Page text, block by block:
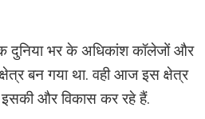
दुनिया भर के अधिकांश कॉलेजों और
बन गया था. वही आज इस क्षेत्र
और विकास कर रहे हैं.